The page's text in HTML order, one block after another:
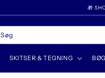
🎁
Søg
SKITSER & TEGNING